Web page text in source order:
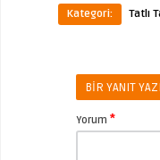
Kategori:
Tatlı
BIR YANIT
Yorum *